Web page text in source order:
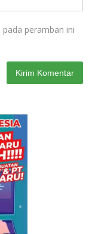
peramban ini